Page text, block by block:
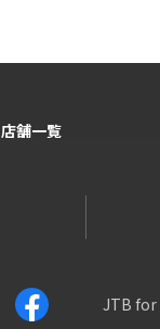
店舗一覧
JTB for